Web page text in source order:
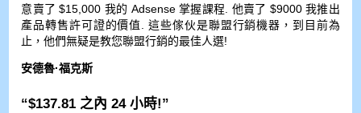
意賣了 $15,000 我的 Adsense 掌握課程. 他賣了 $9000 我推出
產品轉售許可證的價值. 這些傢伙是聯盟行銷機器，到目前為
止，他們無疑是教您聯盟行銷的最佳人選!
安德魯·福克斯
“$137.81 之內 24 小時!”